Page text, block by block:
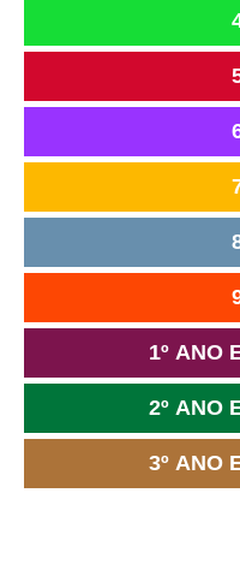
1º ANO
2º ANO
3º ANO